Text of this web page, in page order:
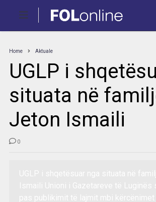
Home Aktuale
UGLP i
situata në
Jeton Ismaili
0